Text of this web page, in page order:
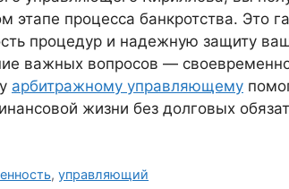
процесса банкротства. Это
процедур и надежную защиту
важных вопросов —
арбитражному управляющему
жизни без долговых
,управляющий